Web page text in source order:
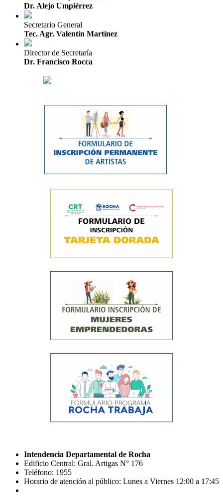
Dr. Alejo Umpiérrez
Secretario General
Tec. Agr. Valentín Martínez
Director de Secretaría
Dr. Francisco Rocca
Intendencia Departamental de Rocha
Edificio Central: Gral. Artigas N° 176
Teléfono: 1955
Horario de atención al público: Lunes a Viernes 12:00 a 17:45